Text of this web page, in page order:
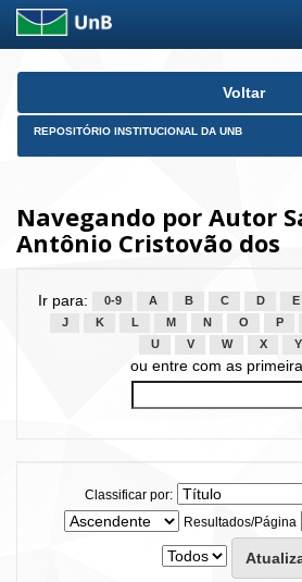
Skip
Voltar
REPOSITÓRIO INSTITUCIONAL DA UNB
Navegando por Autor
Antônio Cristovão dos
Ir para: 0-9 A B C D E
J
K L M N O P
U
V W X Y
ou entre com as
Classificar por:
Resultados/Página